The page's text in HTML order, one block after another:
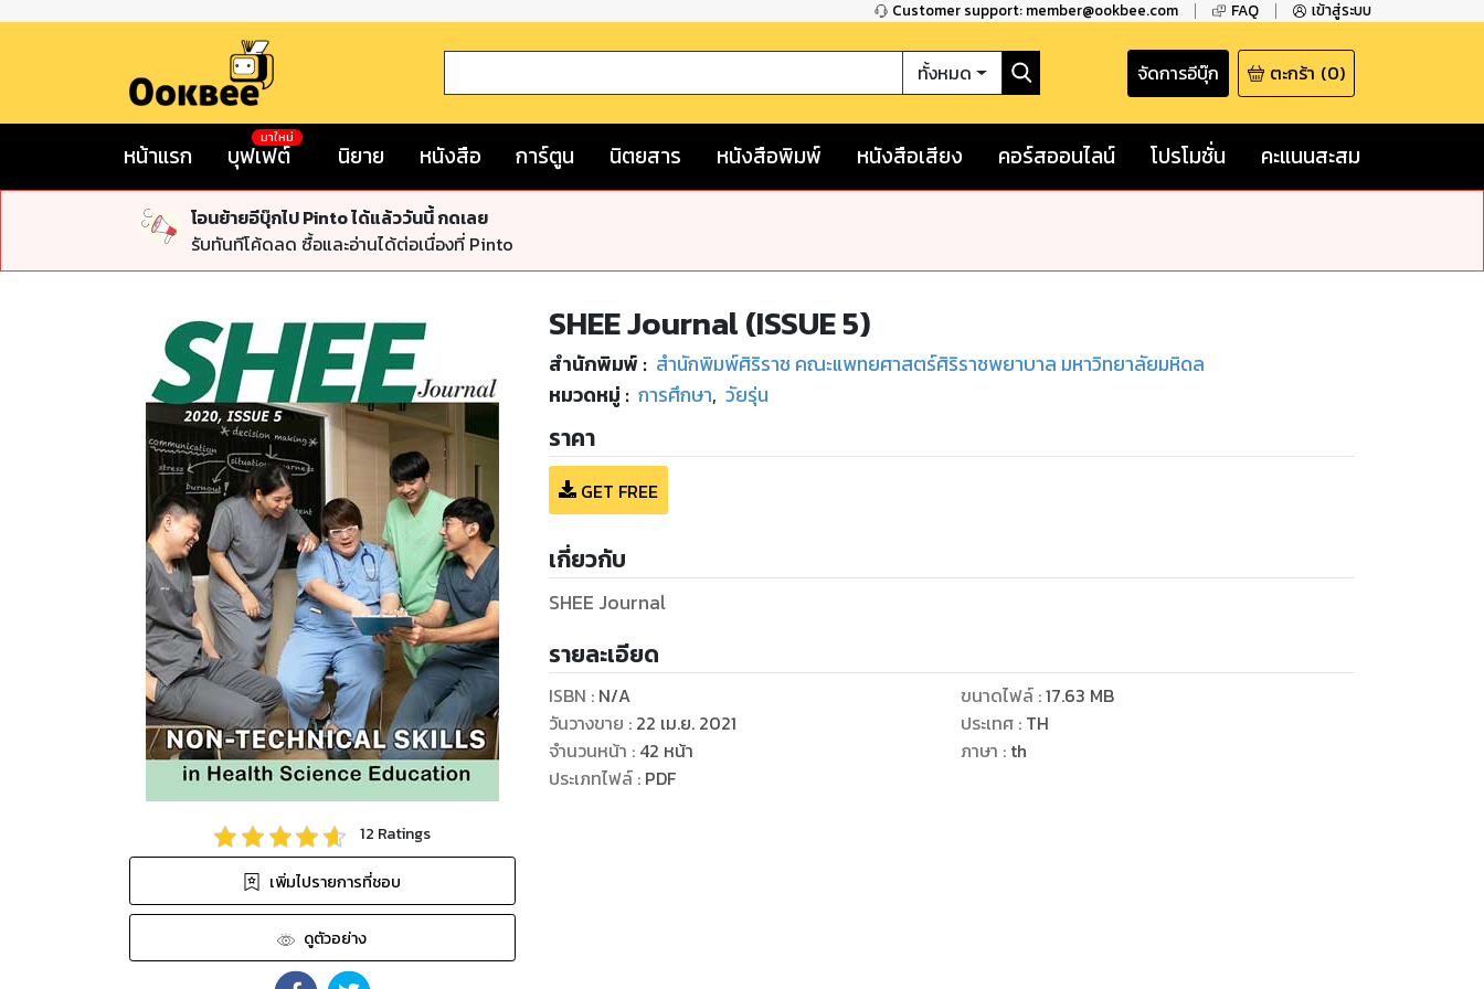
Customer support: member@ookbee.com FAQ เข้าสู่ระบบ
ทั้งหมด จัดการอีบุ๊ก ตะกร้า (0)
หน้าแรก บุฟเฟต์
มาใหม่
นิยาย หนังสือ การ์ตูน นิตยสาร หนังสือพิมพ์ หนังสือเสียง คอร์สออนไลน์ โปรโมชั่น คะแนนสะสม
โอนย้ายอีบุ๊กไป Pinto ได้แล้ววันนี้ กดเลย
รับทันทีโค้ดลด ซื้อและอ่านได้ต่อเนื่องที่ Pinto
12 Ratings
เพิ่มไปรายการที่ชอบ
ดูตัวอย่าง
SHEE Journal (ISSUE 5)
สำนักพิมพ์ : สำนักพิมพ์ศิริราช คณะแพทยศาสตร์ศิริราชพยาบาล มหาวิทยาลัยมหิดล
หมวดหมู่ : การศึกษา, วัยรุ่น
ราคา
GET FREE
เกี่ยวกับ
SHEE Journal
รายละเอียด
ISBN : N/A
วันวางขาย : 22 เม.ย. 2021
จำนวนหน้า : 42 หน้า
ประเภทไฟล์: PDF
ขนาดไฟล์:17.63 MB
ประเทศ : TH
ภาษา : th